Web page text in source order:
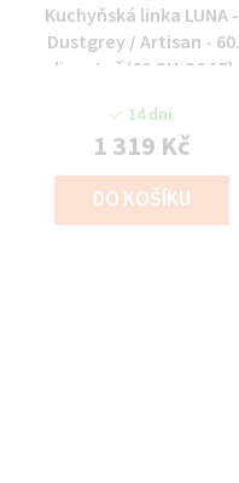
Kuchyňská linka LUNA -
Dustgrey / Artisan - 60
digestoř (60 GU-36 1F)
14 dní
1 319 Kč
DO KOŠÍKU